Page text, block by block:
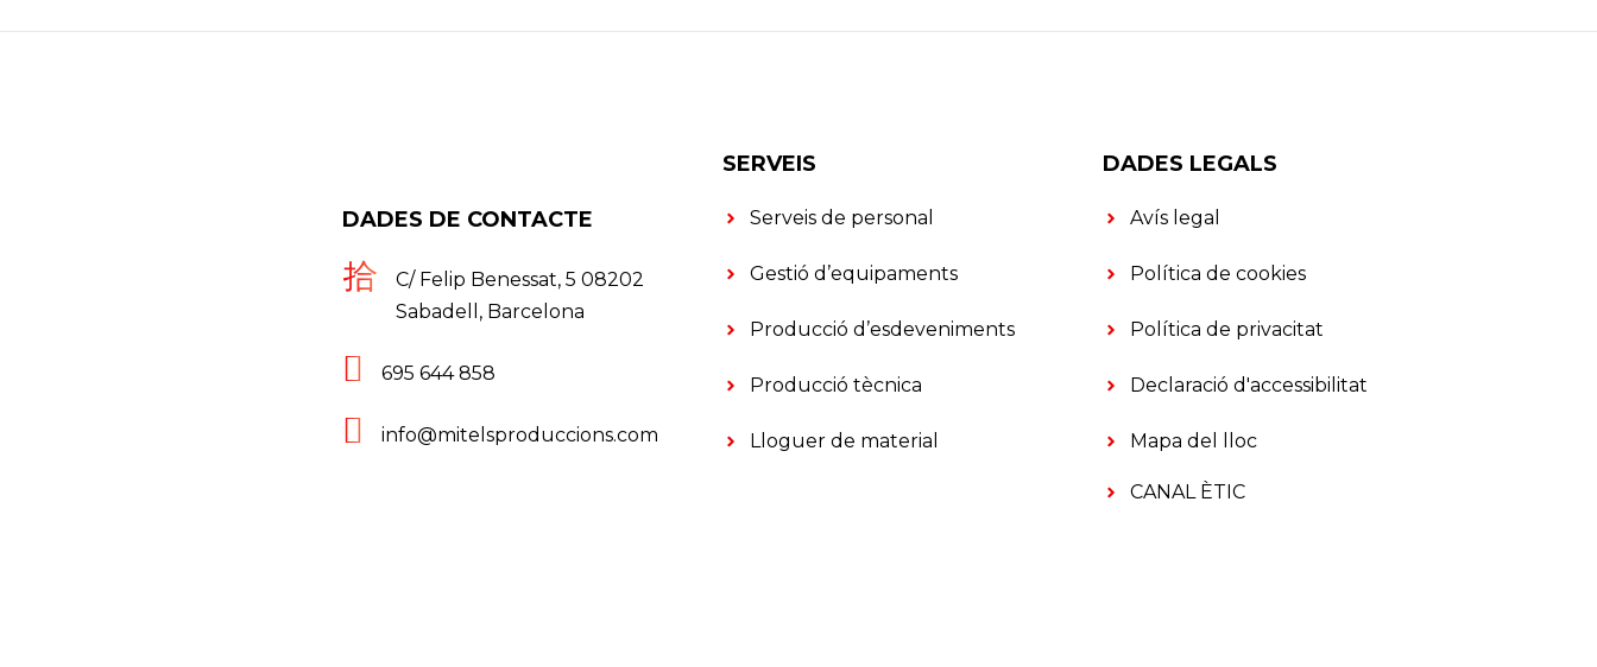
DADES DE CONTACTE
C/ Felip Benessat, 5 08202
Sabadell, Barcelona
695 644 858​
info@mitelsproduccions.com
SERVEIS
Serveis de personal
Gestió d’equipaments
Producció d’esdeveniments
Producció tècnica
Lloguer de material
DADES LEGALS
Avís legal
Política de cookies
Política de privacitat
Declaració d'accessibilitat
Mapa del lloc
CANAL ÈTIC